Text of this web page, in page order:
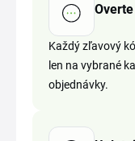
Každý zľavový
len na vybrané
objednávky.